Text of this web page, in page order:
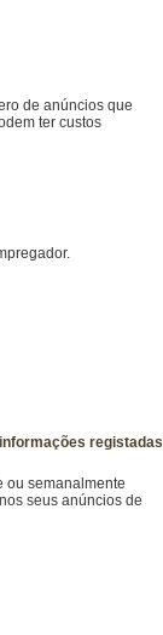
de anúncios que
ter custos
registadas
ou semanalmente
seus anúncios de